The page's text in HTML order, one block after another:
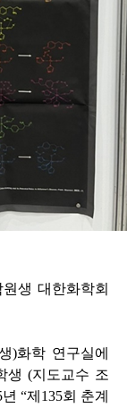
생 대한화학회
)화학 연구실에
생 (지도교수 조
년 “제 135회 춘계